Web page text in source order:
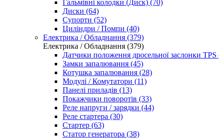
Гальмівні колодки (Диск) (70)
Диски (64)
Супорти (52)
Циліндри / Помпи (40)
Електрика / Обладнання (379)
Електрика / Обладнання (379)
Датчики положення дросельної заслонки TPS
Замки запалювання (45)
Котушка запалювання (28)
Модулі / Комутатори (11)
Панелі приладів (13)
Покажчики поворотів (33)
Реле напруги / зарядки (44)
Реле стартера (30)
Стартер (63)
Статор генератора (38)